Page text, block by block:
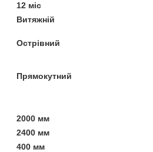
12 міс
Витяжній
Острівний
Прямокутний
2000 мм
2400 мм
400 мм